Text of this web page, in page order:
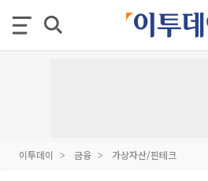
이투데이 금융 가상자산/핀테크